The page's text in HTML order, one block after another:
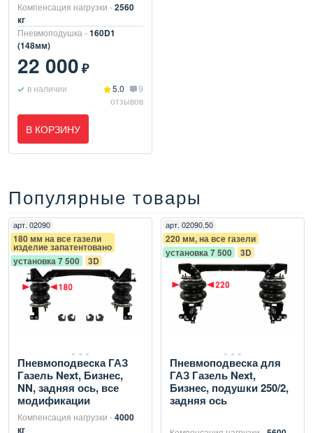
Компенсация нагрузки -2560
кг
Пневмоподушка -160D1
(148мм)
22 000₽
в наличии 5.0
9
отзывов
В КОРЗИНУ
Популярные товары
арт. 02090
180 мм на все газели
изделие запатентовано
установка 7 500
3D
Пневмоподвеска ГАЗ
Газель Next, Бизнес,
NN, задняя ось, все
модификации
Компенсация нагрузки -4000
кг
арт. 02090.50
220 мм, на все газели
установка 7 500
3D
Пневмоподвеска для
ГАЗ Газель Next,
Бизнес, подушки 250/2,
задняя ось